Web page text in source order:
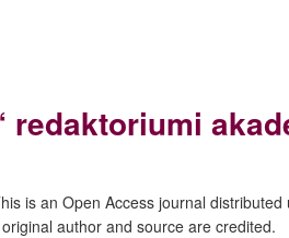
is an Open Access journal
author and source are credited.